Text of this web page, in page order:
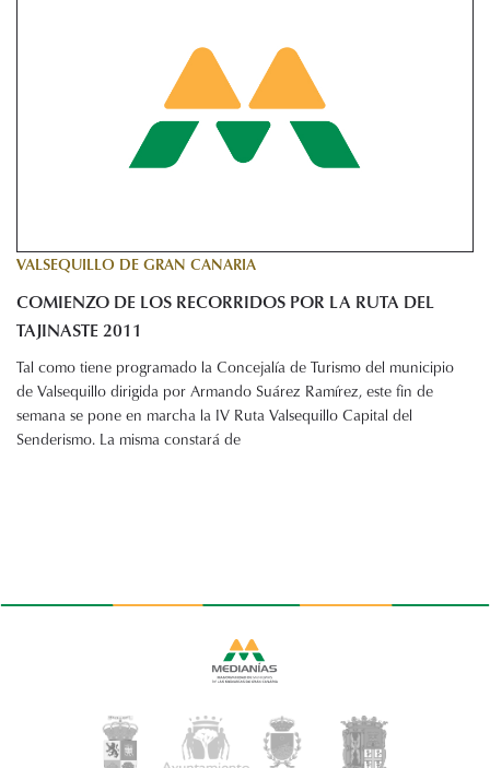
VALSEQUILLO DE GRAN CANARIA
COMIENZO DE LOS RECORRIDOS POR LA RUTA DEL
TAJINASTE 2011
Tal como tiene programado la Concejalía de Turismo del municipio
de Valsequillo dirigida por Armando Suárez Ramírez, este fin de
semana se pone en marcha la IV Ruta Valsequillo Capital del
Senderismo. La misma constará de